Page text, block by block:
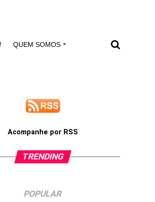
QUEM SOMOS
Acompanhe por RSS
TRENDING
POPULAR